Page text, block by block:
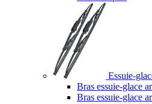
Essuie-
Bras essuie-glace
Bras essuie-glace